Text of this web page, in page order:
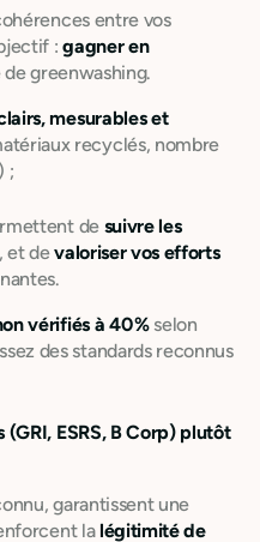
entre vos
:gagner en
greenwashing.
mesurables et
recyclés, nombre
;
de suivre les
et devaloriser vos efforts
vérifiés à 40 %selon
des standards reconnus
ESRS, B Corp) plutôt
garantissent une
lalégitimité de